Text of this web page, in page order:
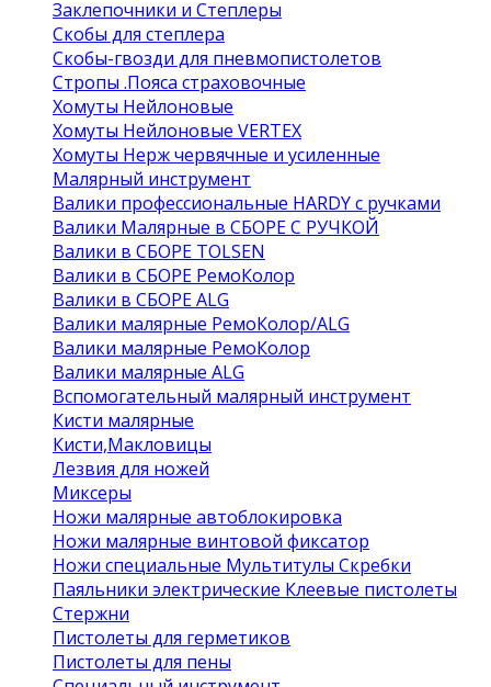
Заклепочники и Степлеры
Скобы для степлера
Скобы-гвозди для пневмопистолетов
Стропы .Пояса страховочные
Хомуты Нейлоновые
Хомуты Нейлоновые VERTEX
Хомуты Нерж червячные и усиленные
Малярный инструмент
Валики профессиональные HARDY с ручками
Валики Малярные в СБОРЕ С РУЧКОЙ
Валики в СБОРЕ TOLSEN
Валики в СБОРЕ РемоКолор
Валики в СБОРЕ ALG
Валики малярные РемоКолор/ALG
Валики малярные РемоКолор
Валики малярные ALG
Вспомогательный малярный инструмент
Кисти малярные
Кисти,Макловицы
Лезвия для ножей
Миксеры
Ножи малярные автоблокировка
Ножи малярные винтовой фиксатор
Ножи специальные Мультитулы Скребки
Паяльники электрические Клеевые пистолеты
Стержни
Пистолеты для герметиков
Пистолеты для пены